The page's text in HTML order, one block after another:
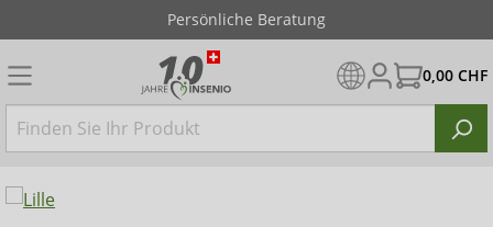
Persönliche Beratung
0,00 CHF